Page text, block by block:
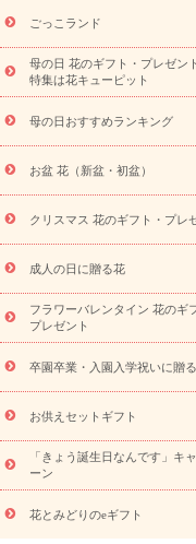
ら探す
お祝いの花特集
念日
結婚祝い 出産祝い
寿祝い
プチギフト
供え・お悔やみ商品一覧
降に贈る花
通夜・葬儀
お供え プリザーブドフラワ
盆・初盆）
その他 お
ビジネス用
ご自宅用
ドフラワー
スタイル
ンド花
お祝い お供
ディ胡蝶蘭・お祝い
ミ
観葉植物
観葉植物
お祝い
お供え・お悔や
プチギフト（hanamore -
キューピットのeGfit
カ
ド
お花の種類
お祝い お祝い・
5000円～
お祝い・
悔やみ
円～
お供え・お悔やみ・
読み物
ごっこランド
母の日 花のギフト・プレゼント
特集は花キューピット
母の日おすすめランキング
お盆 花（新盆・初盆）
クリスマス 花のギフト・プレ
成人の日に贈る花
フラワーバレンタイン 花のギ
プレゼント
卒園卒業・入園入学祝いに贈
お供えセットギフト
「きょう誕生日なんです」キ
ーン
花とみどりのeギフト